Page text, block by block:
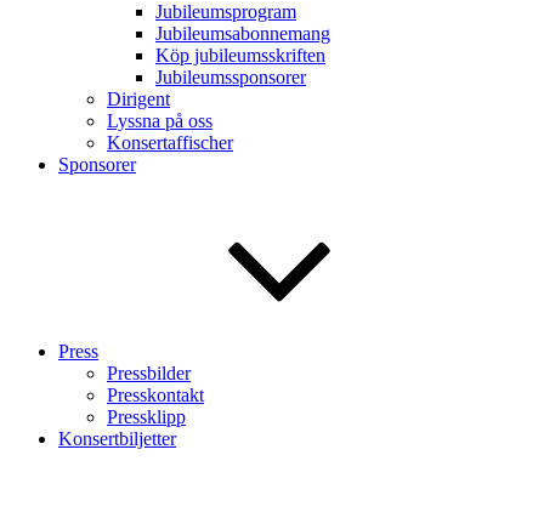
Jubileumsprogram
Jubileumsabonnemang
Köp jubileumsskriften
Jubileumssponsorer
Dirigent
Lyssna på oss
Konsertaffischer
Sponsorer
Press
Pressbilder
Presskontakt
Pressklipp
Konsertbiljetter